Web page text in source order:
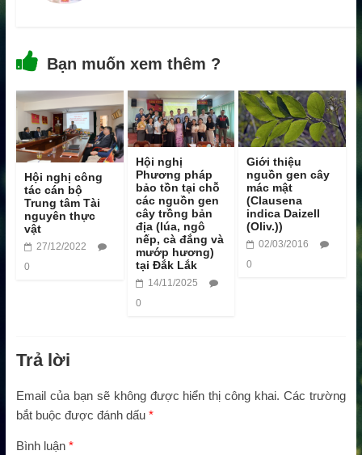
Bạn muốn xem thêm ?
Hội nghị công
tác cán bộ
Trung tâm Tài
nguyên thực
vật
27/12/2022
0
Hội nghị
Phương pháp
bảo tồn tại chỗ
các nguồn gen
cây trồng bản
địa (lúa, ngô
nếp, cà đắng và
mướp hương)
tại Đắk Lắk
14/11/2025
0
Giới thiệu
nguồn gen cây
mác mật
(Clausena
indica Daizell
(Oliv.))
02/03/2016
0
Trả lời
Email của bạn sẽ không được hiển thị công khai. Các trường
bắt buộc được đánh dấu *
Bình luận *